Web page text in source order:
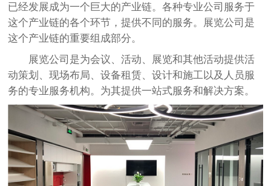
已经发展成为一个巨大的产业链。各种专业公司服务于
这个产业链的各个环节，提供不同的服务。展览公司是
这个产业链的重要组成部分。
展览公司是为会议、活动、展览和其他活动提供活
动策划、现场布局、设备租赁、设计和施工以及人员服
务的专业服务机构。为其提供一站式服务和解决方案。